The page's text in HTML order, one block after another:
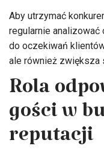
Aby utrzymać
regularnie
do oczekiwań
ale również zwiększa
Rola
gości w
reputacji